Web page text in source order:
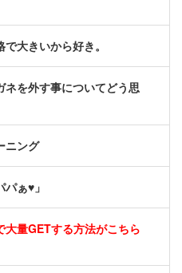
大きいから好き。
ネを外す事についてどう思
ニング
ぁ♥」
大量GETする方法がこちら